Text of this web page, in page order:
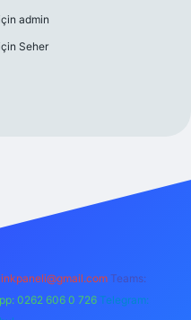
admin
Seher
Teams:
0262 606 0 726 Telegram: